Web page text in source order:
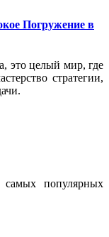
Погружение в
это целый мир, где
стратегии,
популярных